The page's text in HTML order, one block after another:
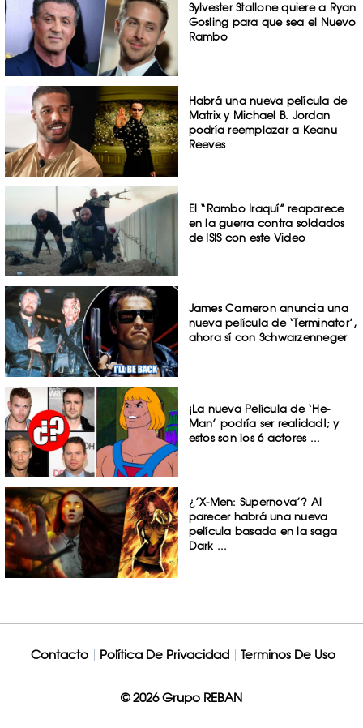
Sylvester Stallone quiere a Ryan
Gosling para que sea el Nuevo
Rambo
Habrá una nueva película de
Matrix y Michael B. Jordan
podría reemplazar a Keanu
Reeves
El “Rambo Iraquí” reaparece
en la guerra contra soldados
de ISIS con este Video
James Cameron anuncia una
nueva película de ‘Terminator’,
ahora sí con Schwarzenneger
¡La nueva Película de ‘He-
Man’ podría ser realidad!; y
estos son los 6 actores ...
¿’X-Men: Supernova’? Al
parecer habrá una nueva
película basada en la saga
Dark ...
Contacto Política De Privacidad Terminos De Uso
© 2026 Grupo REBAN